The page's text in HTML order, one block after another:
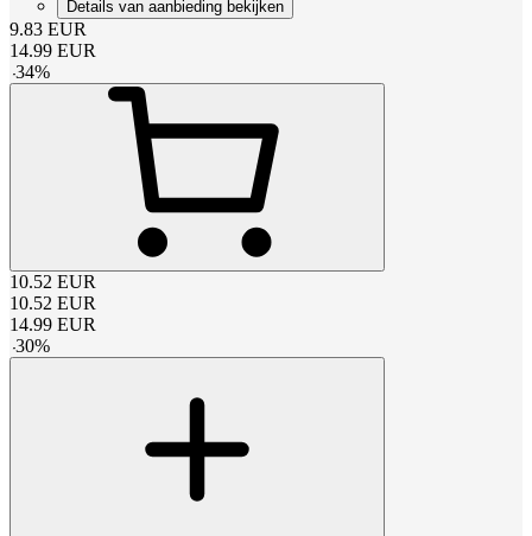
Details van aanbieding bekijken
9.83 EUR
14.99 EUR
-34%
10.52 EUR
10.52 EUR
14.99 EUR
-30%